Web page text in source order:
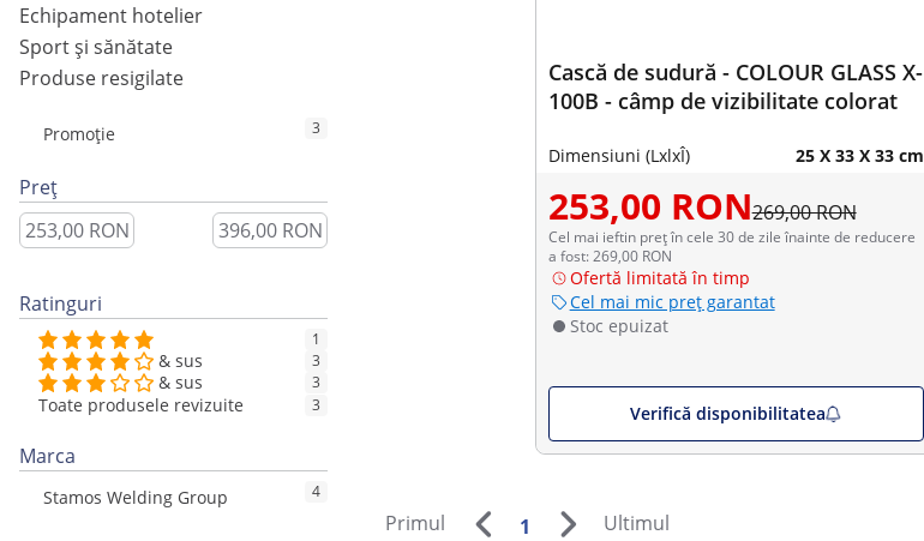
Echipament hotelier
Sport și sănătate
Produse resigilate
Promoție 3
Preț
Ratinguri
1
& sus 3
& sus 3
Toate produsele revizuite 3
Marca
Stamos Welding Group 4
Cască de sudură - COLOUR GLASS X-
100B - câmp de vizibilitate colorat
Dimensiuni (LxlxÎ) 25 X 33 X 33 cm
253,00 RON269,00 RON
Cel mai ieftin preț în cele 30 de zile înainte de reducere
a fost: 269,00 RON
Ofertă limitată în timp
Cel mai mic preț garantat
Stoc epuizat
Verifică disponibilitatea
Primul 1 Ultimul